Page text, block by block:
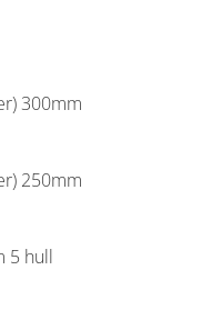
300mm
250mm
5 hull